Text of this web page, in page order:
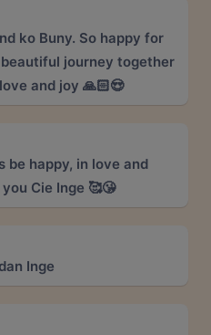
ko Buny. So happy for
journey together
and joy 🙏🏻😍
be happy, in love and
Cie Inge 🥰😘
Inge